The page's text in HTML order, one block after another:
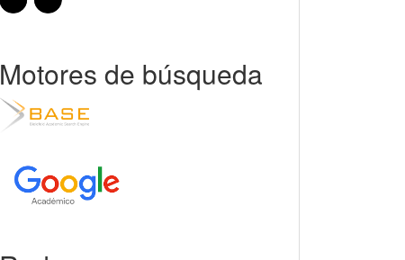
Motores de búsqueda